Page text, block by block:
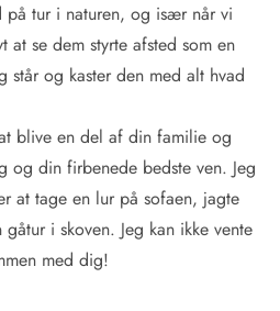
på tur i naturen, og især når vi
at se dem styrte afsted som en
står og kaster den med alt hvad
blive en del af din familie og
og din firbenede bedste ven. Jeg
at tage en lur på sofaen, jagte
i skoven. Jeg kan ikke vente
med dig!